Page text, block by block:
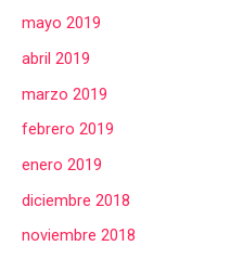
mayo 2019
abril 2019
marzo 2019
febrero 2019
enero 2019
diciembre 2018
noviembre 2018